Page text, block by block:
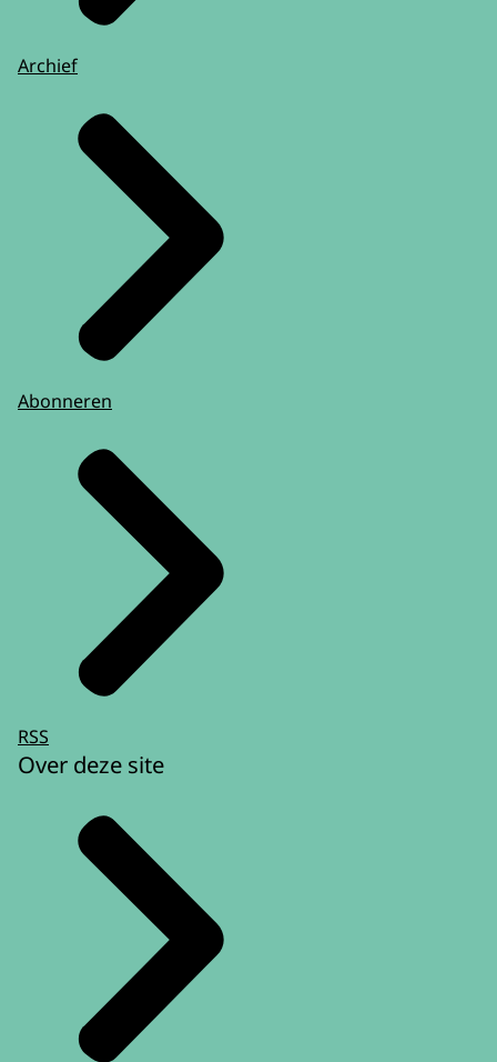
Archief
Abonneren
RSS
Over deze site